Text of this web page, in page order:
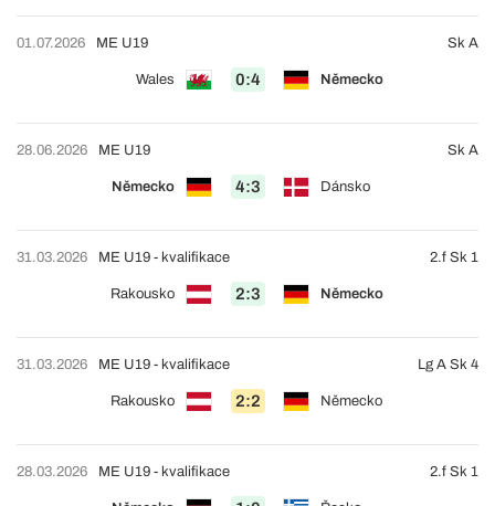
01.07.2026
Wales 0:4 Německo
ME U19 Sk A
28.06.2026
Německo 4:3 Dánsko
ME U19 Sk A
31.03.2026
Rakousko 2:3 Německo
ME U19 - kvalifikace 2.f Sk 1
31.03.2026
Rakousko 2:2 Německo
ME U19 - kvalifikace Lg A Sk 4
28.03.2026 ME U19 - kvalifikace 2.f Sk 1